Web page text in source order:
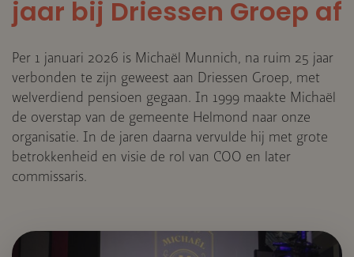
jaar bij Driessen Groep af
Per 1 januari 2026 is Michaël Munnich, na ruim 25 jaar
verbonden te zijn geweest aan Driessen Groep, met
welverdiend pensioen gegaan. In 1999 maakte Michaël
de overstap van de gemeente Helmond naar onze
organisatie. In de jaren daarna vervulde hij met grote
betrokkenheid en visie de rol van COO en later
commissaris.